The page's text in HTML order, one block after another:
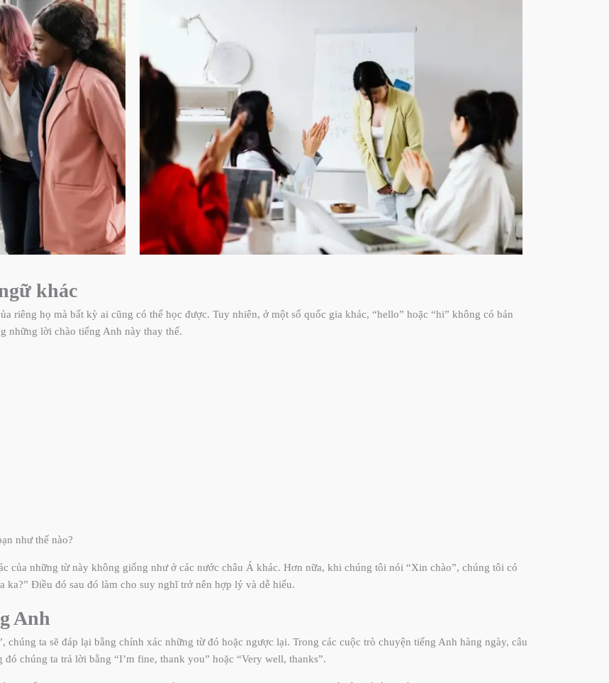
khác
riêng họ mà bất kỳ ai cũng có thể học được. Tuy nhiên, ở một số quốc gia khác, “hello” hoặc “hi” không có bản
những lời chào tiếng Anh này thay thế.
như thế nào?
của những từ này không giống như ở các nước châu Á khác. Hơn nữa, khi chúng tôi nói “Xin chào”, chúng tôi có
ka?” Điều đó sau đó làm cho suy nghĩ trở nên hợp lý và dễ hiểu.
Anh
ta sẽ đáp lại bằng chính xác những từ đó hoặc ngược lại. Trong các cuộc trò chuyện tiếng Anh hàng ngày, câu
chúng ta trả lời bằng “I’m fine, thank you” hoặc “Very well, thanks”.